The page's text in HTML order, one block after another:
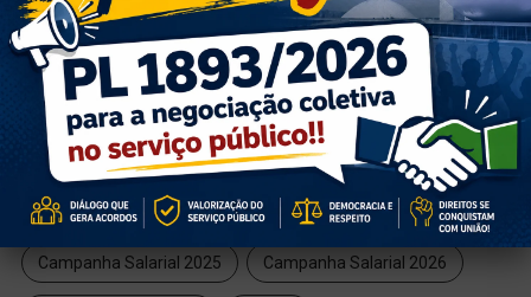
TAGS
6x1 409 2025 Aposentadoria
Aposentados Artesanato Campanha Salarial
Campanha Salarial 2025 Campanha Salarial 2026